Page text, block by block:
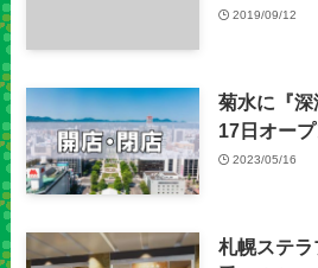
2019/09/12
菊水に『深
17日オープ
2023/05/16
札幌ステ